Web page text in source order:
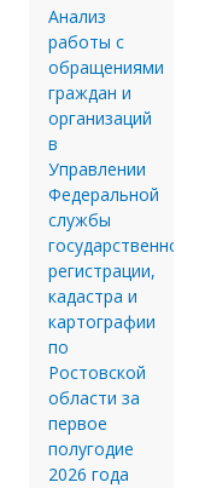
Анализ
работы с
обращениями
граждан и
организаций
в
Управлении
Федеральной
службы
государственной
регистрации,
кадастра и
картографии
по
Ростовской
области за
первое
полугодие
2026 года